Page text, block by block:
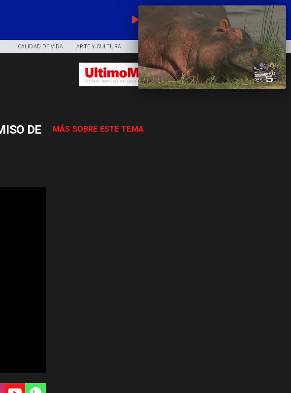
EN VIVO
CALIDAD DE VIDA ARTE Y CULTURA COMUNIDAD DEPORTES
MÁS SOBRE ESTE TEMA
DE